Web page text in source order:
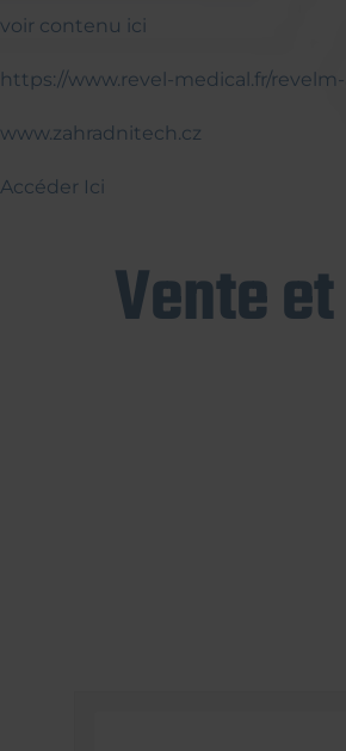
voir contenu ici
https://www.revel-medical.fr/
www.zahradnitech.cz
Accéder Ici
Vente